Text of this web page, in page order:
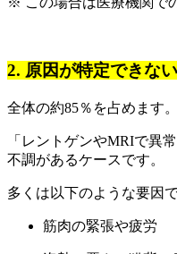
2. 原因が特定できな
全体の約85％を占めます。
「レントゲンやMRIで異
不調があるケースです。
多くは以下のような要因
筋肉の緊張や疲労